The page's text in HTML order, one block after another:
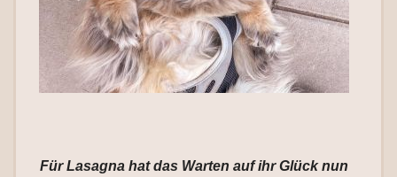
Für Lasagna hat das Warten auf ihr Glück nun